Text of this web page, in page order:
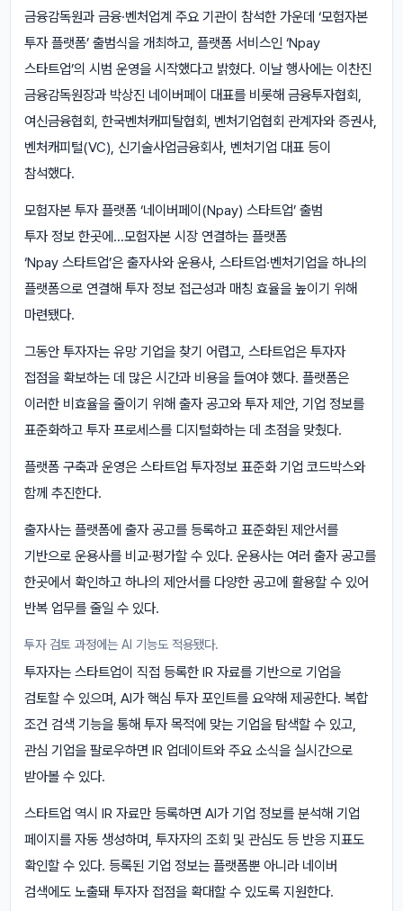
금융감독원과 금융·벤처업계 주요 기관이 참석한 가운데 ‘모험자본
투자 플랫폼’ 출범식을 개최하고, 플랫폼 서비스인 ‘Npay
스타트업’의 시범 운영을 시작했다고 밝혔다. 이날 행사에는 이찬진
금융감독원장과 박상진 네이버페이 대표를 비롯해 금융투자협회,
여신금융협회, 한국벤처캐피탈협회, 벤처기업협회 관계자와 증권사,
벤처캐피털(VC), 신기술사업금융회사, 벤처기업 대표 등이
참석했다.
모험자본 투자 플랫폼 ‘네이버페이(Npay) 스타트업’ 출범
투자 정보 한곳에…모험자본 시장 연결하는 플랫폼
‘Npay 스타트업’은 출자사와 운용사, 스타트업·벤처기업을 하나의
플랫폼으로 연결해 투자 정보 접근성과 매칭 효율을 높이기 위해
마련됐다.
그동안 투자자는 유망 기업을 찾기 어렵고, 스타트업은 투자자
접점을 확보하는 데 많은 시간과 비용을 들여야 했다. 플랫폼은
이러한 비효율을 줄이기 위해 출자 공고와 투자 제안, 기업 정보를
표준화하고 투자 프로세스를 디지털화하는 데 초점을 맞췄다.
플랫폼 구축과 운영은 스타트업 투자정보 표준화 기업 코드박스와
함께 추진한다.
출자사는 플랫폼에 출자 공고를 등록하고 표준화된 제안서를
기반으로 운용사를 비교·평가할 수 있다. 운용사는 여러 출자 공고를
한곳에서 확인하고 하나의 제안서를 다양한 공고에 활용할 수 있어
반복 업무를 줄일 수 있다.
투자 검토 과정에는 AI 기능도 적용됐다.
투자자는 스타트업이 직접 등록한 IR 자료를 기반으로 기업을
검토할 수 있으며, AI가 핵심 투자 포인트를 요약해 제공한다. 복합
조건 검색 기능을 통해 투자 목적에 맞는 기업을 탐색할 수 있고,
관심 기업을 팔로우하면 IR 업데이트와 주요 소식을 실시간으로
받아볼 수 있다.
스타트업 역시 IR 자료만 등록하면 AI가 기업 정보를 분석해 기업
페이지를 자동 생성하며, 투자자의 조회 및 관심도 등 반응 지표도
확인할 수 있다. 등록된 기업 정보는 플랫폼뿐 아니라 네이버
검색에도 노출돼 투자자 접점을 확대할 수 있도록 지원한다.